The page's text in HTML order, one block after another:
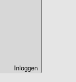
Inloggen